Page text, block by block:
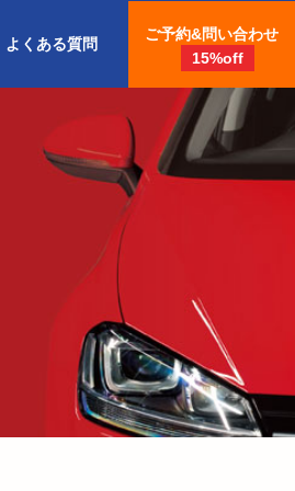
よくある質問
ご予約&問い合わせ
15%off